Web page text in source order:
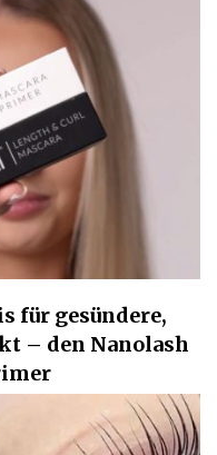
für gesündere,
– den Nanolash